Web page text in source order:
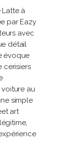
Latte à
par Eazy
avec
détail
évoque
cerisiers
voiture au
simple
art